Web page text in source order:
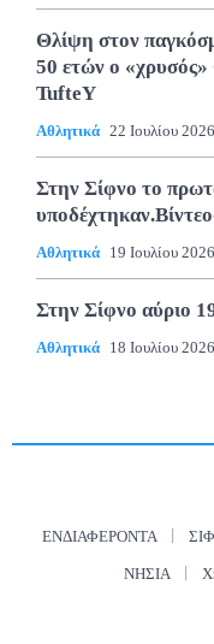
Θλίψη στον
50 ετών ο
TufteΥ
Αθλητικά 22 Ιουλίου 2026
Στην Σίφνο το
Αθλητικά 19 Ιουλίου 2026
Στην Σίφνο αύριο
Αθλητικά 18 Ιουλίου 2026
ΕΝΔΙΑΦΈΡΟΝΤΑ
ΝΗΣΙΆ